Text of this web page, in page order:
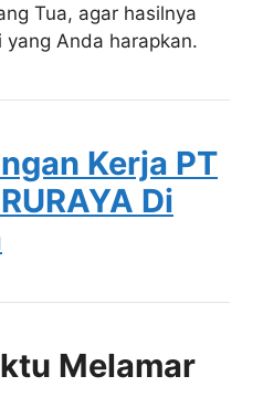
Tua, agar hasilnya
Anda harapkan.
Kerja PT
Di
Melamar